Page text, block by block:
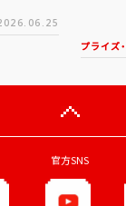
プライズ
官方SNS